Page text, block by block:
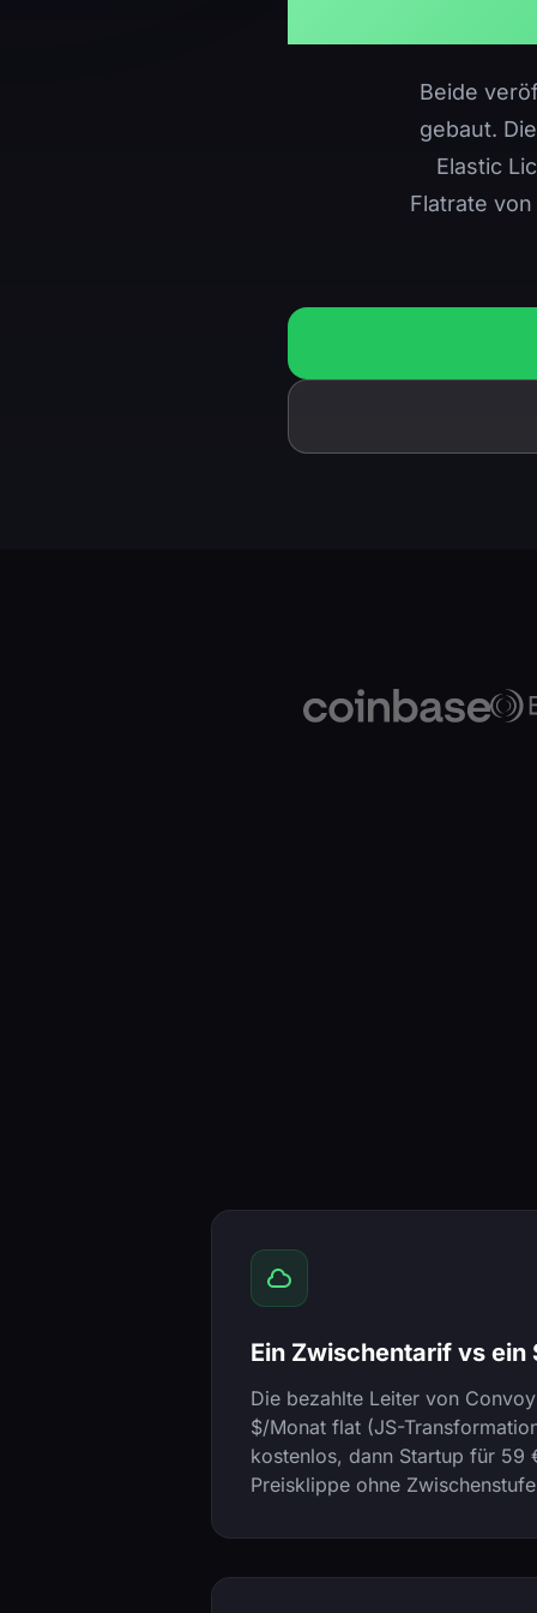
Beide
gebaut.
Elastic
Flatrate
Ein Zwischentarif vs
Die bezahlte Leiter von
$/Monat flat (JS-
kostenlos, dann Startup für 59
Preisklippe ohne